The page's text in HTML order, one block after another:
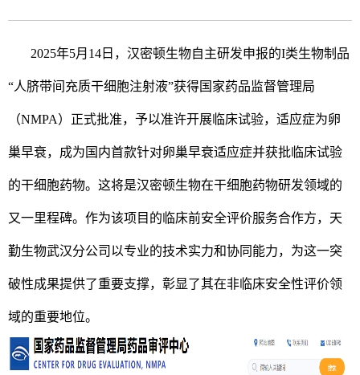
2025年5月14日，汉密顿生物自主研发申报的I类生物制品
“人脐带间充质干细胞注射液”获得国家药品监督管理局
（NMPA）正式批准，予以准许开展临床试验，适应症为卵
巢早衰，成为国内首款针对卵巢早衰适应症并获批临床试验
的干细胞药物。这将是汉密顿生物在干细胞药物研发领域的
又一里程碑。作为该项目的临床前安全评价服务合作方，天
勤生物武汉分公司以专业的技术实力和协同能力，为这一突
破性成果提供了重要支撑，彰显了其在非临床安全性评价领
域的重要地位。